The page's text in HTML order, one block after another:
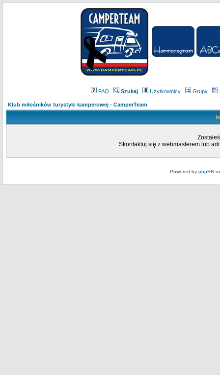
FAQ Szukaj Użytkownicy Grupy
Klub miłośników turystyki kamperowej - CamperTeam
Skontaktuj się z webmasterem lub
Powered by phpBB